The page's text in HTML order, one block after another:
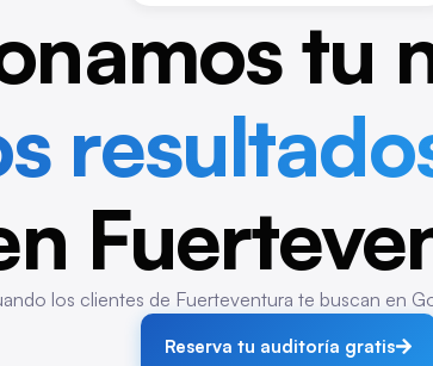
tu
los clientes de Fuerteventura te buscan en
Reserva tu auditoría gratis